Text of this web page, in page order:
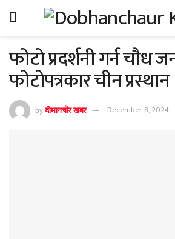
फोटो प्रदर्शनी गर्न चौध
फोटोपत्रकार चीन प्रस्थान
byदोभानचौर खबर December 8, 2024